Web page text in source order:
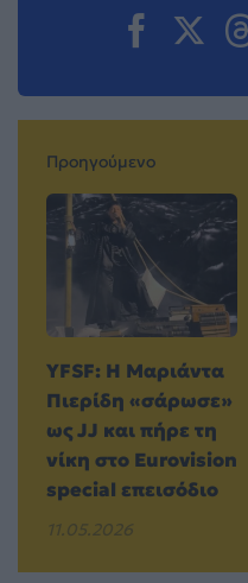
Προηγούμενο
YFSF: Η Μαριάντα
Πιερίδη «σάρωσε»
ως JJ και πήρε τη
νίκη στο Eurovision
special επεισόδιο
11.05.2026